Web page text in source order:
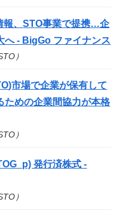
報、STO事業で提携…企
へ - BigGo ファイナンス
）
)市場で企業が保有して
ための企業間協力が本格
）
発行済株式 -
）